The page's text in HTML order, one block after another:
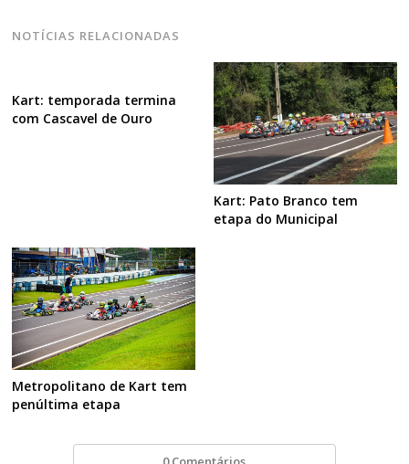
NOTÍCIAS RELACIONADAS
Kart: temporada termina
com Cascavel de Ouro
Kart: Pato Branco tem
etapa do Municipal
Metropolitano de Kart tem
penúltima etapa